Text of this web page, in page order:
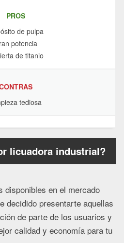
PROS
de pulpa
potencia
de titanio
tediosa
licuadora industrial?
disponibles en el mercado
decidido presentarte aquellas
de parte de los usuarios y
calidad y economía para tu